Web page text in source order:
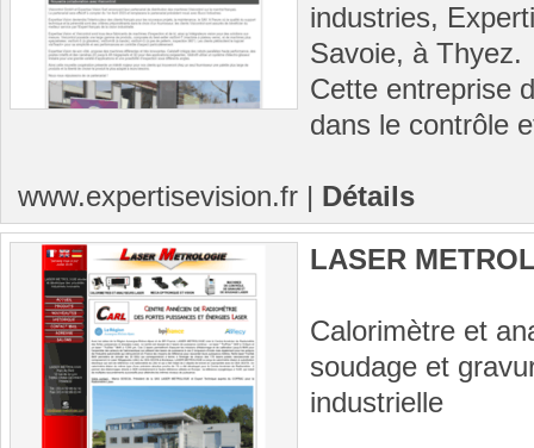
industries,
Savoie, à Thyez.
Cette entreprise
dans le contrôle
www.expertisevision.fr | Détails
LASER
Calorimètre et
soudage et
industrielle